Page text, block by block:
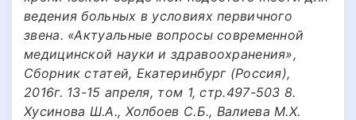
ведения больных в условиях первичного
звена. «Актуальные вопросы современной
медицинской науки и здравоохранения»,
Сборник статей, Екатеринбург (Россия),
2016г. 13-15 апреля, том 1, стр.497-503 8.
Хусинова Ш.А., Холбоев С.Б., Валиева М.Х.